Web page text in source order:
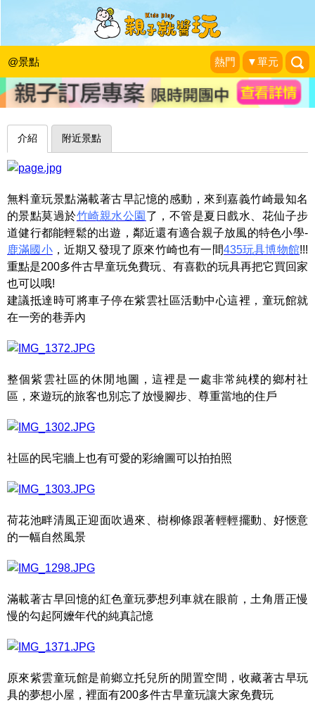
@景點 熱門 ▼單元
土角厝的夢想列車，200件童玩免費玩
～嘉義紫雲社區童玩館
珍太妃旅遊親子生活|2017-02-28
介紹 附近景點
無料童玩景點滿載著古早記憶的感動，來到嘉義竹崎最知名
的景點莫過於竹崎親水公園 了，不管是夏日戲水、花仙子步
道健行都能輕鬆的出遊，鄰近還有適合親子放風的特色小學-
鹿滿國小，近期又發現了原來竹崎也有一間435玩具博物館!!!
重點是200多件古早童玩免費玩、有喜歡的玩具再把它買回家
也可以哦!
建議抵達時可將車子停在紫雲社區活動中心這裡，童玩館就
在一旁的巷弄內
整個紫雲社區的休閒地圖，這裡是一處非常純樸的鄉村社
區，來遊玩的旅客也別忘了放慢腳步、尊重當地的住戶
社區的民宅牆上也有可愛的彩繪圖可以拍拍照
荷花池畔清風正迎面吹過來、樹柳條跟著輕輕擺動、好愜意
的一幅自然風景
滿載著古早回憶的紅色童玩夢想列車就在眼前，土角厝正慢
慢的勾起阿嬤年代的純真記憶
原來紫雲童玩館是前鄉立托兒所的閒置空間，收藏著古早玩
具的夢想小屋，裡面有200多件古早童玩讓大家免費玩